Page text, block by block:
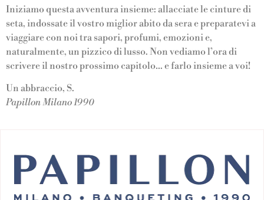
Iniziamo questa avventura insieme: allacciate le cinture di
seta, indossate il vostro miglior abito da sera e preparatevi a
viaggiare con noi tra sapori, profumi, emozioni e,
naturalmente, un pizzico di lusso. Non vediamo l’ora di
scrivere il nostro prossimo capitolo… e farlo insieme a voi!
Un abbraccio, S.
Papillon Milano 1990